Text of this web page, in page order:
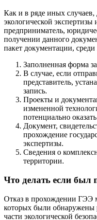
Как и в ряде иных случаев,
экологической
предприниматель,
получении данного
пакет документации, среди
Заполненная форма
В случае, если
представитель,
запись.
Проекты и
измененной
потенциально
Документ,
прохождение
экспертизы.
Сведения о
территории.
Что делать если был
Отказ в прохождении ГЭЭ
которых были обнаружены
части экологической